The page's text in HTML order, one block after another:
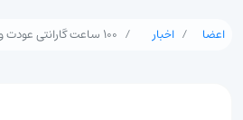
اعضا اخبار 100 ساعت گارانتی عودت وجه